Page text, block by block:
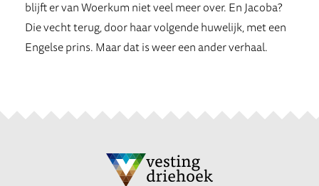
blijft er van Woerkum niet veel meer over. En Jacoba?
Die vecht terug, door haar volgende huwelijk, met een
Engelse prins. Maar dat is weer een ander verhaal.